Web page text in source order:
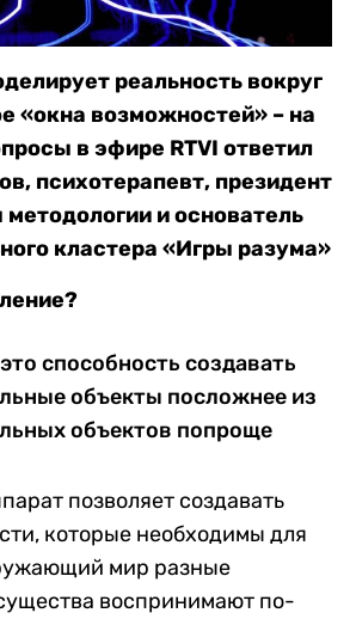
реальность вокруг
«окна возможностей» – на
в эфире RTVI ответил
психотерапевт, президент
и основатель
кластера «Игры разума»
способность создавать
объекты посложнее из
объектов попроще
позволяет создавать
которые необходимы для
мир разные
воспринимают по-